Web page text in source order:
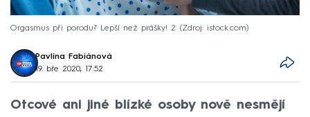
Orgasmus při porodu? Lepší než prášky! 2 Zdroj: istock.com
Pavlína Fabiánová
19. bře 2020, 17:52
Otcové ani jiné blízké osoby nově nesmějí